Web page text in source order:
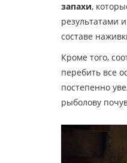
запахи,
результатами
составе
Кроме того,
перебить все
постепенно
рыболову